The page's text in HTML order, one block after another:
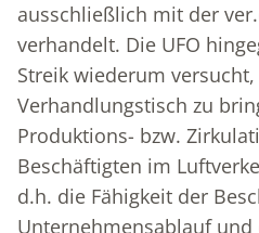
ausschließlich mit der
verhandelt. Die UFO
Streik wiederum
Verhandlungstisch zu
Produktions- bzw.
Beschäftigten im
d.h. die Fähigkeit der
Unternehmensablauf und